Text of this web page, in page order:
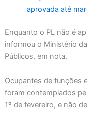
aprovada até
Enquanto o PL não é
informou o Ministério
Públicos, em nota.
Ocupantes de funções
foram contemplados
1º de fevereiro, e não